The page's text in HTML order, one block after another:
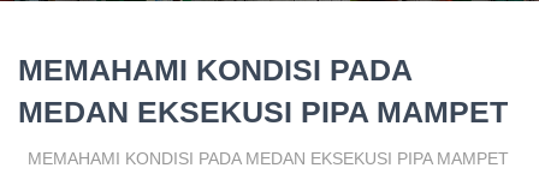
MEMAHAMI KONDISI PADA
MEDAN EKSEKUSI PIPA MAMPET
MEMAHAMI KONDISI PADA MEDAN EKSEKUSI PIPA MAMPET